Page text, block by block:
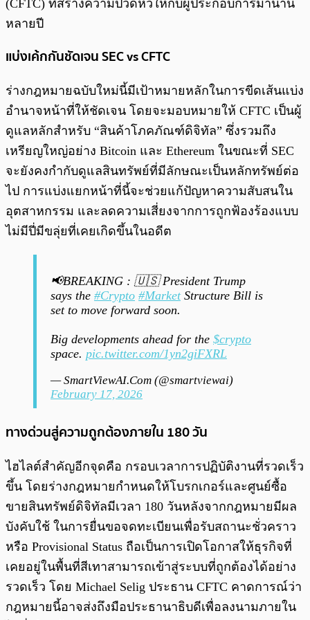
(CFTC) ที่สร้างความปวดหัวให้กับผู้ประกอบการมานาน
หลายปี
แบ่งเค้กกันชัดเจน SEC vs CFTC
ร่างกฎหมายฉบับใหม่นี้มีเป้าหมายหลักในการขีดเส้นแบ่ง
อำนาจหน้าที่ให้ชัดเจน โดยจะมอบหมายให้ CFTC เป็นผู้
ดูแลหลักสำหรับ “สินค้าโภคภัณฑ์ดิจิทัล” ซึ่งรวมถึง
เหรียญใหญ่อย่าง Bitcoin และ Ethereum ในขณะที่ SEC
จะยังคงกำกับดูแลสินทรัพย์ที่มีลักษณะเป็นหลักทรัพย์ต่อ
ไป การแบ่งแยกหน้าที่นี้จะช่วยแก้ปัญหาความสับสนใน
อุตสาหกรรม และลดความเสี่ยงจากการถูกฟ้องร้องแบบ
ไม่มีปี่มีขลุ่ยที่เคยเกิดขึ้นในอดีต
📢BREAKING : 🇺🇸 President Trump
says the #Crypto #MarketStructure Bill is
set to move forward soon.
Big developments ahead for the $crypto
space. pic.twitter.com/1yn2giFXRL
— SmartViewAI.Com (@smartviewai)
February 17, 2026
ทางด่วนสู่ความถูกต้องภายใน 180 วัน
ไฮไลต์สำคัญอีกจุดคือ กรอบเวลาการปฏิบัติงานที่รวดเร็ว
ขึ้น โดยร่างกฎหมายกำหนดให้โบรกเกอร์และศูนย์ซื้อ
ขายสินทรัพย์ดิจิทัลมีเวลา 180 วันหลังจากกฎหมายมีผล
บังคับใช้ ในการยื่นขอจดทะเบียนเพื่อรับสถานะชั่วคราว
หรือ Provisional Status ถือเป็นการเปิดโอกาสให้ธุรกิจที่
เคยอยู่ในพื้นที่สีเทาสามารถเข้าสู่ระบบที่ถูกต้องได้อย่าง
รวดเร็ว โดย Michael Selig ประธาน CFTC คาดการณ์ว่า
กฎหมายนี้อาจส่งถึงมือประธานาธิบดีเพื่อลงนามภายใน